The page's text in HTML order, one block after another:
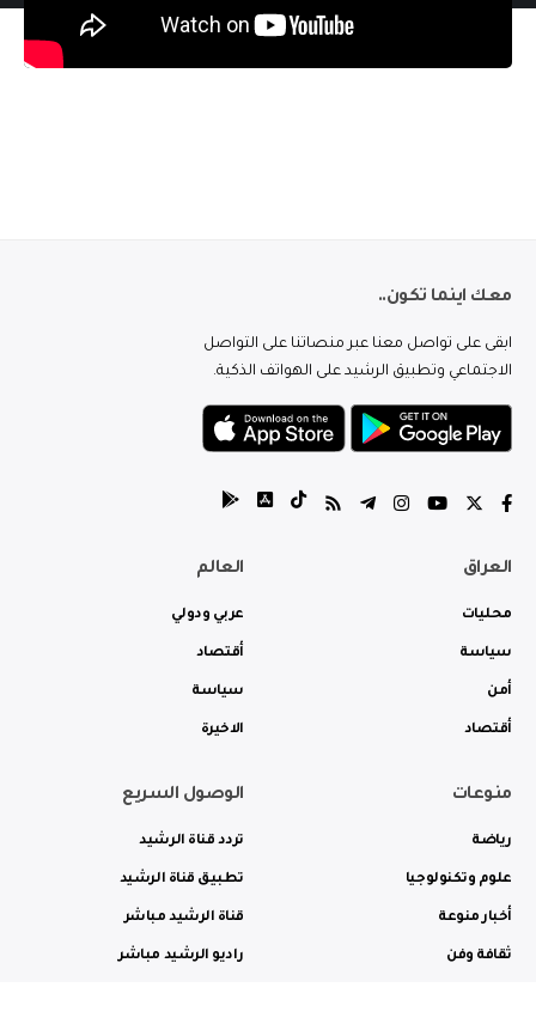
معك اينما تكون..
ابقى على تواصل معنا عبر منصاتنا على التواصل
الاجتماعي وتطبيق الرشيد على الهواتف الذكية.
العراق
محليات
سياسة
أمن
أقتصاد
العالم
عربي ودولي
أقتصاد
سياسة
الاخيرة
منوعات
رياضة
علوم وتكنولوجيا
أخبار منوعة
ثقافة وفن
الوصول السريع
تردد قناة الرشيد
تطبيق قناة الرشيد
قناة الرشيد مباشر
راديو الرشيد مباشر